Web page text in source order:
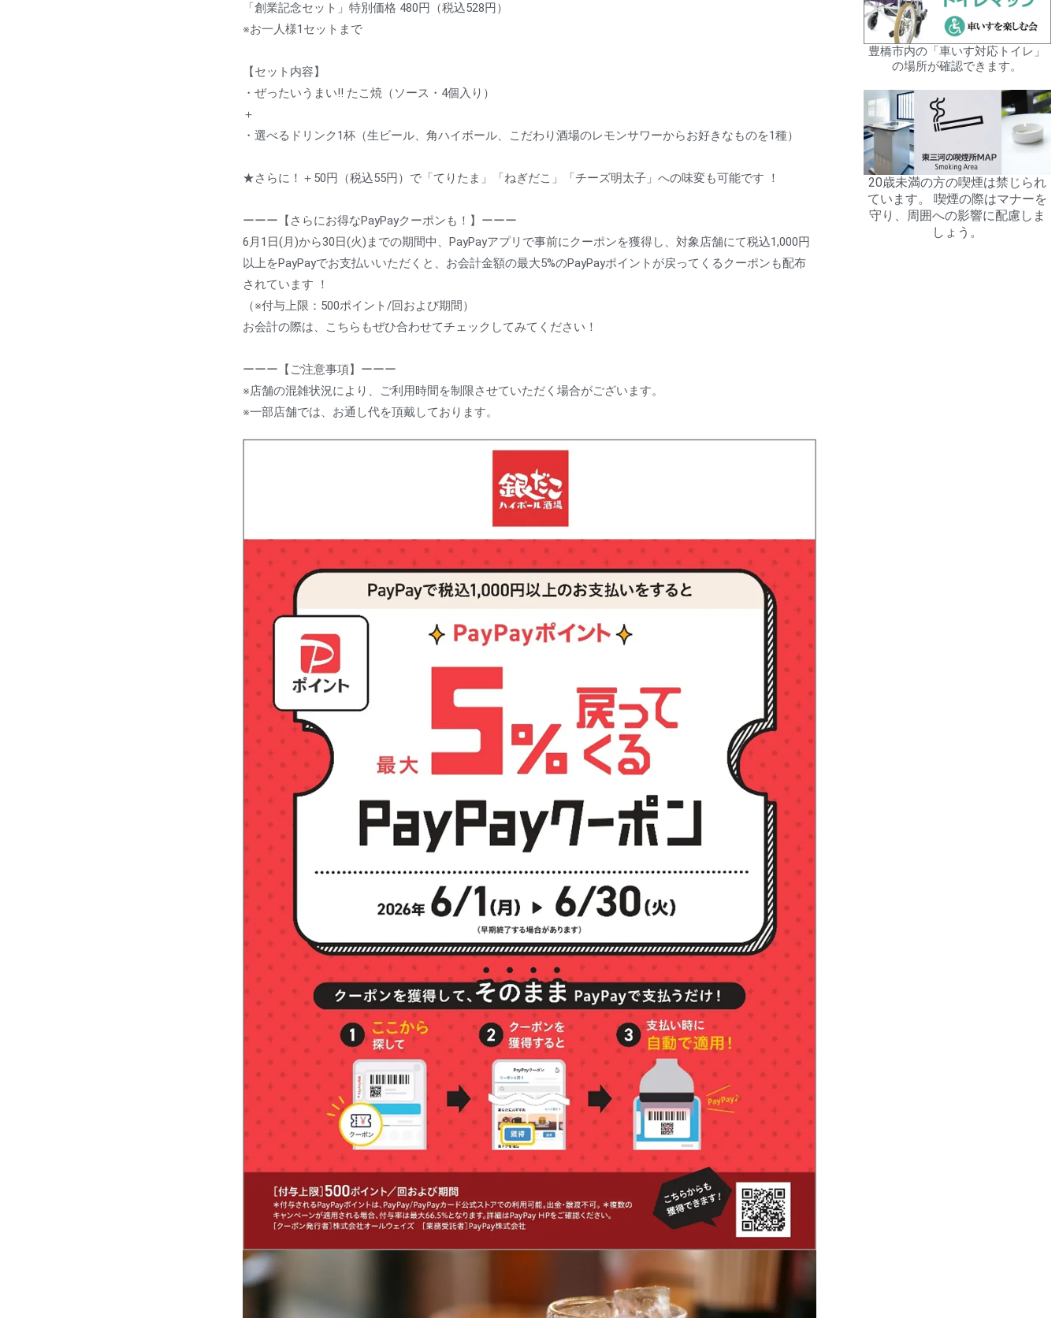
「創業記念セット」特別価格 480円（税込528円）
※お一人様1セットまで
【セット内容】
・ぜったいうまい!! たこ焼（ソース・4個入り）
＋
・選べるドリンク1杯（生ビール、角ハイボール、こだわり酒場のレモンサワーからお好きなものを1種）
★さらに！＋50円（税込55円）で「てりたま」「ねぎだこ」「チーズ明太子」への味変も可能です ！
ーーー【さらにお得なPayPayクーポンも！】ーーー
6月1日(月)から30日(火)までの期間中、PayPayアプリで事前にクーポンを獲得し、対象店舗にて税込1,000円
以上をPayPayでお支払いいただくと、お会計金額の最大5%のPayPayポイントが戻ってくるクーポンも配布
されています
！
（※付与上限：500ポイント/回および期間）
お会計の際は、こちらもぜひ合わせてチェックしてみてください！
ーーー【ご注意事項】ーーー
※店舗の混雑状況により、ご利用時間を制限させていただく場合がございます。
※一部店舗では、お通し代を頂戴しております。
豊橋市内の「車いす対応トイレ」
の場所が確認できます。
20歳未満の方の喫煙は禁じられ
ています。 喫煙の際はマナーを
守り、周囲への影響に配慮しま
しょう。